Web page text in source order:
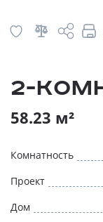
Акции
Новости
Выбор
2-
58.23 м²
Комнатность
Проект
Дом